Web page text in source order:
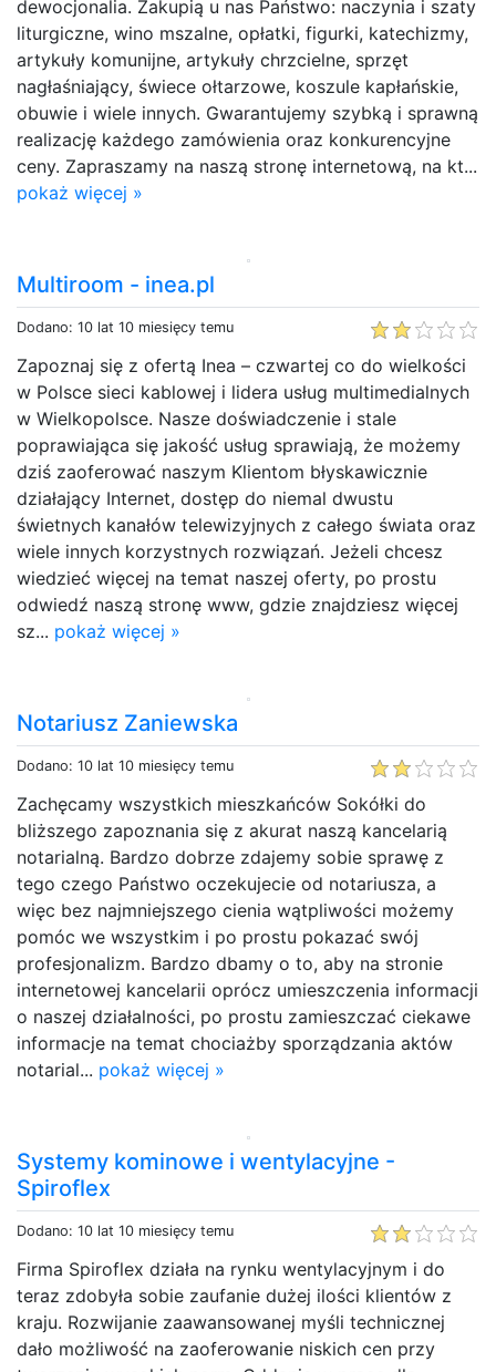
dewocjonalia. Zakupią u nas Państwo: naczynia i szaty
liturgiczne, wino mszalne, opłatki, figurki, katechizmy,
artykuły komunijne, artykuły chrzcielne, sprzęt
nagłaśniający, świece ołtarzowe, koszule kapłańskie,
obuwie i wiele innych. Gwarantujemy szybką i sprawną
realizację każdego zamówienia oraz konkurencyjne
ceny. Zapraszamy na naszą stronę internetową, na kt...
pokaż więcej »
Multiroom - inea.pl
Dodano: 10 lat 10 miesięcy temu
Zapoznaj się z ofertą Inea – czwartej co do wielkości
w Polsce sieci kablowej i lidera usług multimedialnych
w Wielkopolsce. Nasze doświadczenie i stale
poprawiająca się jakość usług sprawiają, że możemy
dziś zaoferować naszym Klientom błyskawicznie
działający Internet, dostęp do niemal dwustu
świetnych kanałów telewizyjnych z całego świata oraz
wiele innych korzystnych rozwiązań. Jeżeli chcesz
wiedzieć więcej na temat naszej oferty, po prostu
odwiedź naszą stronę www, gdzie znajdziesz więcej
sz... pokaż więcej »
Notariusz Zaniewska
Dodano: 10 lat 10 miesięcy temu
Zachęcamy wszystkich mieszkańców Sokółki do
bliższego zapoznania się z akurat naszą kancelarią
notarialną. Bardzo dobrze zdajemy sobie sprawę z
tego czego Państwo oczekujecie od notariusza, a
więc bez najmniejszego cienia wątpliwości możemy
pomóc we wszystkim i po prostu pokazać swój
profesjonalizm. Bardzo dbamy o to, aby na stronie
internetowej kancelarii oprócz umieszczenia informacji
o naszej działalności, po prostu zamieszczać ciekawe
informacje na temat chociażby sporządzania aktów
notarial... pokaż więcej »
Systemy kominowe i wentylacyjne -
Spiroflex
Dodano: 10 lat 10 miesięcy temu
Firma Spiroflex działa na rynku wentylacyjnym i do
teraz zdobyła sobie zaufanie dużej ilości klientów z
kraju. Rozwijanie zaawansowanej myśli technicznej
dało możliwość na zaoferowanie niskich cen przy